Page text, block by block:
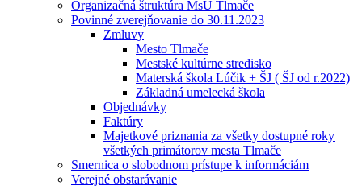
Organizačná štruktúra MsÚ Tlmače
Povinné zverejňovanie do 30.11.2023
Zmluvy
Mesto Tlmače
Mestské kultúrne stredisko
Materská škola Lúčik + ŠJ ( ŠJ od r.2022)
Základná umelecká škola
Objednávky
Faktúry
Majetkové priznania za všetky dostupné roky
všetkých primátorov mesta Tlmače
Smernica o slobodnom prístupe k informáciám
Verejné obstarávanie